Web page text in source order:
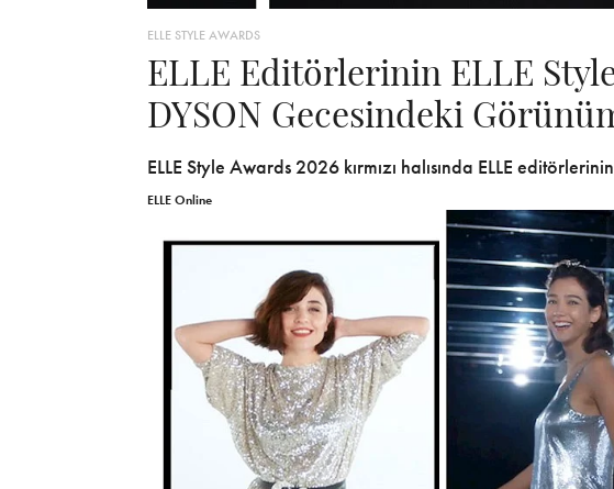
ELLE STYLE AWARDS
ELLE Editörlerinin ELLE
DYSON Gecesindeki
ELLE Style Awards 2026 kırmızı halısında ELLE
ELLE Online